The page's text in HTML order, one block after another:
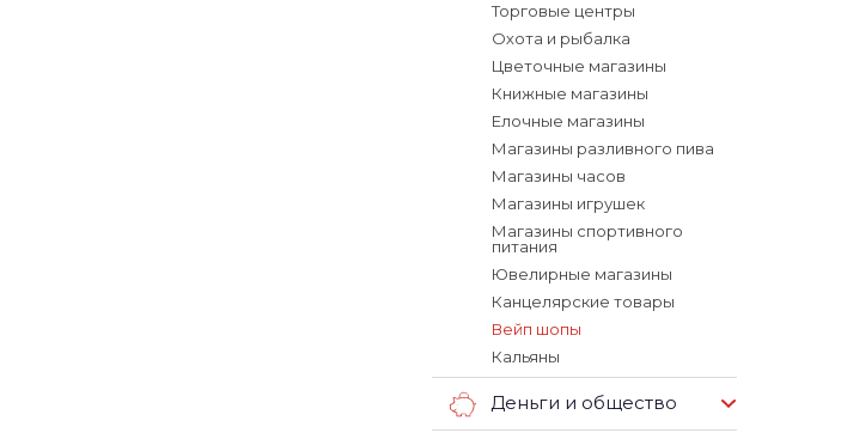
Торговые центры
Охота и рыбалка
Цветочные магазины
Книжные магазины
Елочные магазины
Магазины разливного пива
Магазины часов
Магазины игрушек
Магазины спортивного
питания
Ювелирные магазины
Канцелярские товары
Вейп шопы
Кальяны
Деньги и общество